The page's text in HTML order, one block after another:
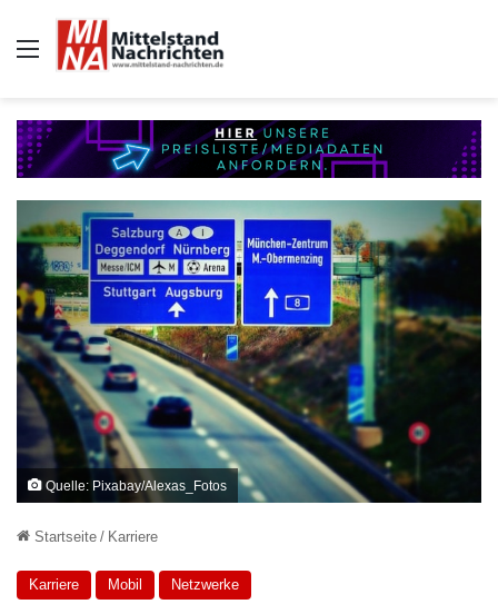
Auswahl
Quelle: Pixabay/Alexas_Fotos
Startseite / Karriere
Karriere Mobil Netzwerke